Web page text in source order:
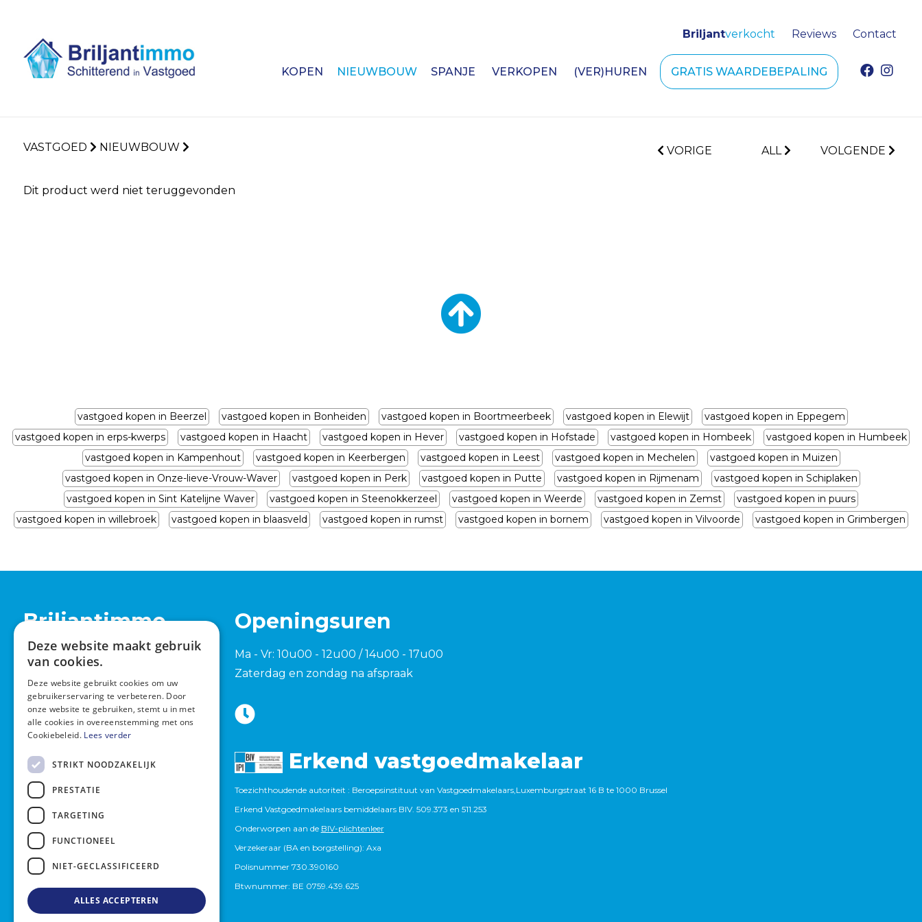
Briljantverkocht Reviews Contact
KOPEN NIEUWBOUW SPANJE VERKOPEN (VER)HUREN GRATIS WAARDEBEPALING
VASTGOED NIEUWBOUW VORIGE ALL VOLGENDE
Dit product werd niet teruggevonden
vastgoed kopen in Beerzel vastgoed kopen in Bonheiden vastgoed kopen in Boortmeerbeek vastgoed kopen in Elewijt
vastgoed kopen in Eppegem
vastgoed kopen in erps-kwerps
vastgoed kopen in Haacht vastgoed kopen in Hever vastgoed kopen in Hofstade vastgoed kopen in Hombeek
vastgoed kopen in Humbeek
vastgoed kopen in Kampenhout
vastgoed kopen in Keerbergen vastgoed kopen in Leest vastgoed kopen in Mechelen
vastgoed kopen in Muizen
vastgoed kopen in Onze-lieve-Vrouw-Waver
vastgoed kopen in Perk vastgoed kopen in Putte vastgoed kopen in Rijmenam
vastgoed kopen in Schiplaken
vastgoed kopen in Sint Katelijne Waver
vastgoed kopen in Steenokkerzeel vastgoed kopen in Weerde vastgoed kopen in Zemst
vastgoed kopen in puurs
vastgoed kopen in willebroek
vastgoed kopen in blaasveld vastgoed kopen in rumst vastgoed kopen in bornem vastgoed kopen in Vilvoorde vastgoed kopen in Grimbergen
Briljantimmo
Tervuursesteenweg 762
+32 15 420 277
info@briljantimmo.be
Openingsuren
Ma - Vr: 10u00 - 12u00 / 14u00 - 17u00
Zaterdag en zondag na afspraak
Erkend vastgoedmakelaar
Toezichthoudende autoriteit : Beroepsinstituut van Vastgoedmakelaars,Luxemburgstraat 16 B te 1000 Brussel
Erkend Vastgoedmakelaars bemiddelaars BIV. 509.373 en 511.253
Onderworpen aan de BIV-plichtenleer
Verzekeraar (BA en borgstelling): Axa
Polisnummer 730.390160
Btwnummer: BE 0759.439.625
Deze website maakt gebruik
van cookies.
Deze website gebruikt cookies om uw
gebruikerservaring te verbeteren. Door
onze website te gebruiken, stemt u in met
alle cookies in overeenstemming met ons
Cookiebeleid. Lees verder
STRIKT NOODZAKELIJK
PRESTATIE
TARGETING
FUNCTIONEEL
NIET-GECLASSIFICEERD
ALLES ACCEPTEREN